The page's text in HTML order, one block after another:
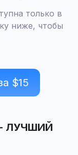
только в
ниже, чтобы
$15
ЛУЧШИЙ